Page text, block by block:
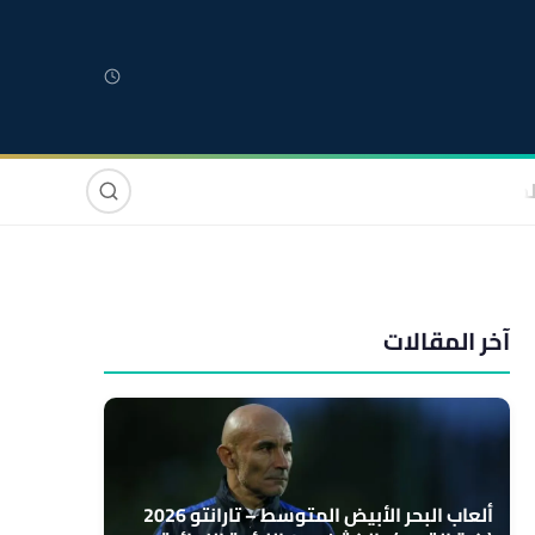
صوت وصورة
آخر المقالات
ألعاب البحر الأبيض المتوسط – تارانتو 2026